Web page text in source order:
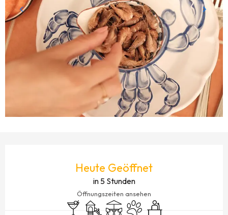
Heute Geöffnet
in 5 Stunden
Öffnungszeiten ansehen
Bar / Getränkestand
Spiele für Kinder / Spielplatz
TerrasseTiere erlaubt
Seminare